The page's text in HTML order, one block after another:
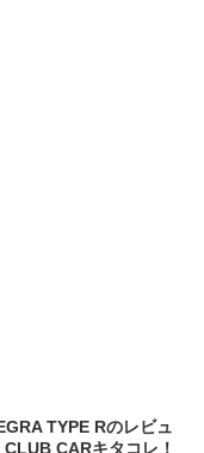
TYPE Rのレビュ
CARキタコレ！